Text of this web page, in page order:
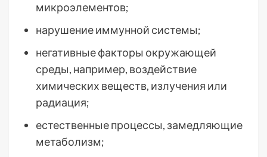
микроэлементов;
нарушение иммунной системы;
негативные факторы окружающей
среды, например, воздействие
химических веществ, излучения или
радиация;
естественные процессы, замедляющие
метаболизм;